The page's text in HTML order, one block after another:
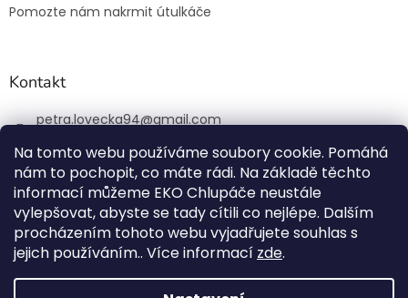
Na tomto webu používáme soubory cookie. Pomáhá
nám to pochopit, co máte rádi. Na základě těchto
informací můžeme EKO Chlupáče neustále
vylepšovat, abyste se tady cítili co nejlépe. Dalším
procházením tohoto webu vyjadřujete souhlas s
jejich používáním.. Více informací zde.
Pomozte nám nakrmit útulkáče
Kontakt
petra.lovecka94@gmail.com
+420 774 131 648
ekochlupac.cz
Vytvořil Shoptet